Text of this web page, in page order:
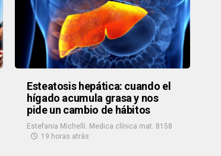
Esteatosis hepática: cuando el
hígado acumula grasa y nos
pide un cambio de hábitos
Estefania Michelli. Medica clínica mat. 8158
19 horas atrás